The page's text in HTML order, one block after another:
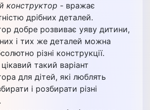
конструктор - вражає
дрібних деталей.
добре розвиває уяву дитини,
і тих же деталей можна
різні конструкції.
такий варіант
для дітей, які люблять
і розбирати різні